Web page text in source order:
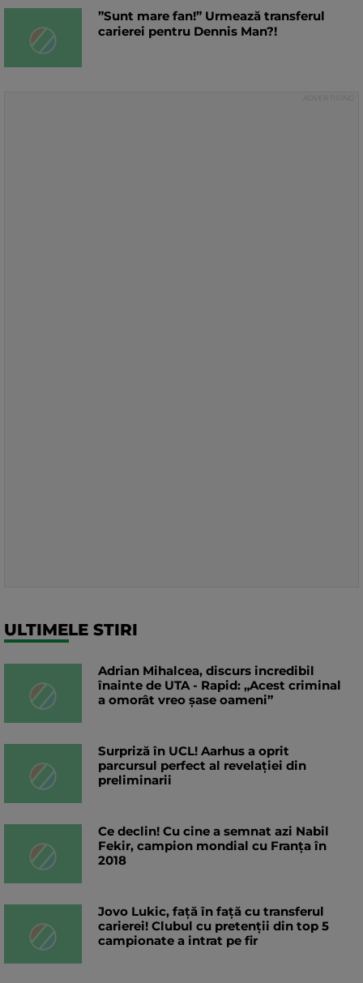
”Sunt mare fan!” Urmează transferul
carierei pentru Dennis Man?!
ULTIMELE STIRI
Adrian Mihalcea, discurs incredibil
înainte de UTA - Rapid: „Acest criminal
a omorât vreo șase oameni”
Surpriză în UCL! Aarhus a oprit
parcursul perfect al revelației din
preliminarii
Ce declin! Cu cine a semnat azi Nabil
Fekir, campion mondial cu Franța în
2018
Jovo Lukic, față în față cu transferul
carierei! Clubul cu pretenții din top 5
campionate a intrat pe fir